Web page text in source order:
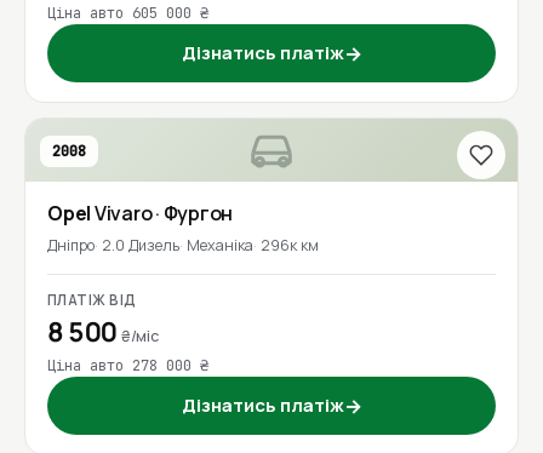
Ціна авто 605 000 ₴
Дізнатись платіж→
2008
OpelVivaro· Фургон
Дніпро 2.0 Дизель Механіка 296к км
ПЛАТІЖ ВІД
8 500₴/міс
Ціна авто 278 000 ₴
Дізнатись платіж→